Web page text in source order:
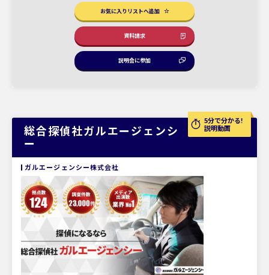
お気に入りリストへ追加
資料請求
説明会に参加
5分で分かる!
説明動画
総合探偵社ガルエージェンシ
ー
ガルエージェンシー株式会社